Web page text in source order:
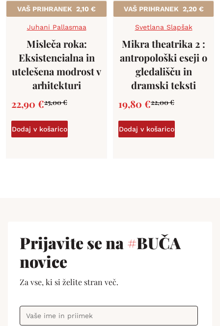
VAŠ PRIHRANEK 2,10 €
Juhani Pallasmaa
Misleča roka:
Eksistencialna in
utelešena modrost v
arhitekturi
25,00€
22,90 €
Dodaj v košarico
VAŠ PRIHRANEK 2,20 €
Svetlana Slapšak
Mikra theatrika 2 :
antropološki eseji o
gledališču in
dramski teksti
22,00€
19,80 €
Dodaj v košarico
Prijavite se na#BUČA
novice
Za vse, ki si želite stran več.